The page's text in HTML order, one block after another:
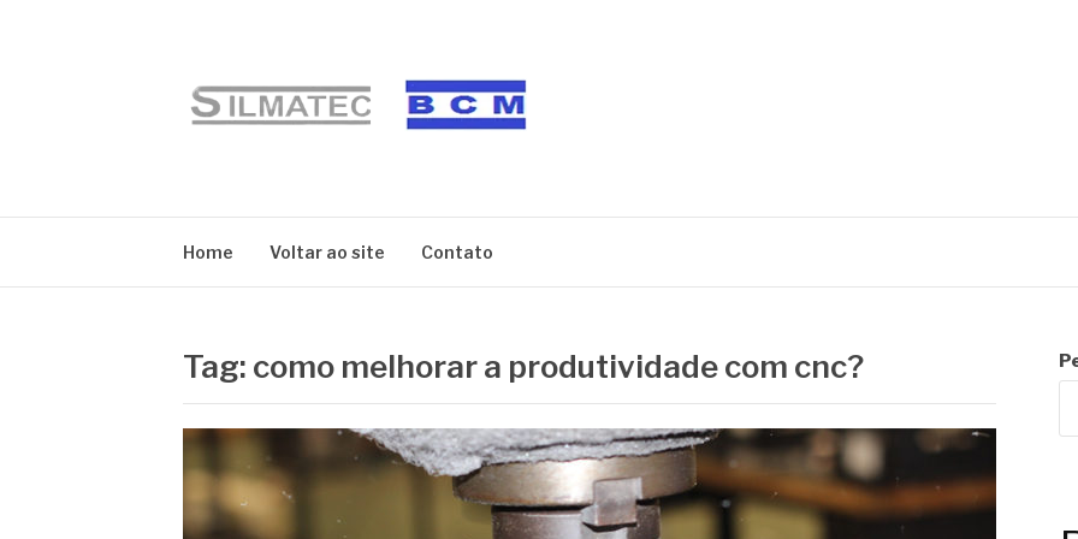
Home Voltar ao site Contato
Tag: como melhorar a produtividade com cnc?